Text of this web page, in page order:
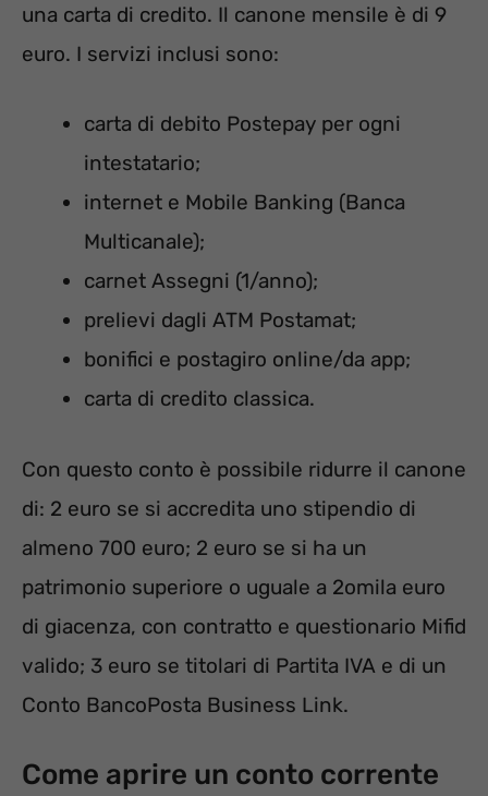
una carta di credito. Il canone mensile è di 9
euro. I servizi inclusi sono:
carta di debito Postepay per ogni
intestatario;
internet e Mobile Banking (Banca
Multicanale);
carnet Assegni (1/anno);
prelievi dagli ATM Postamat;
bonifici e postagiro online/da app;
carta di credito classica.
Con questo conto è possibile ridurre il canone
di: 2 euro se si accredita uno stipendio di
almeno 700 euro; 2 euro se si ha un
patrimonio superiore o uguale a 2omila euro
di giacenza, con contratto e questionario Mifid
valido; 3 euro se titolari di Partita IVA e di un
Conto BancoPosta Business Link.
Come aprire un conto corrente